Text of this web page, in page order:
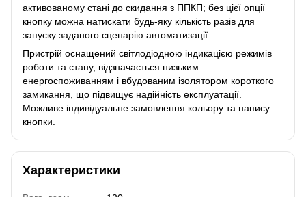
активованому стані до скидання з ППКП; без цієї опції
кнопку можна натискати будь-яку кількість разів для
запуску заданого сценарію автоматизації.
Пристрій оснащений світлодіодною індикацією режимів
роботи та стану, відзначається низьким
енергоспоживанням і вбудованим ізолятором короткого
замикання, що підвищує надійність експлуатації.
Можливе індивідуальне замовлення кольору та напису
кнопки.
Характеристики